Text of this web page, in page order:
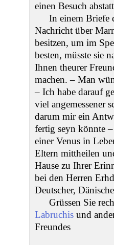
einen Besuch
In einem Briefe
Nachricht über
besitzen, um im
besten, müsste sie
Ihnen theurer
machen. – Man
– Ich habe darauf
viel angemessener
darum mir ein
fertig seyn könnte
einer Venus in
Eltern mittheilen
Hause zu Ihrer
bei den Herren
Deutscher,
Grüssen Sie
Labruchis und
Freundes